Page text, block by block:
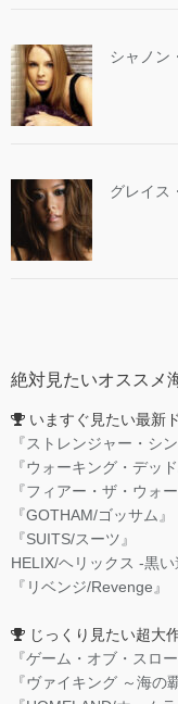
シャノン
グレイス
絶対見たいオススメ
いますぐ見たい最新
『ストレンジャー・シ
『ウォーキング・デッ
『フィアー・ザ・ウォ
『GOTHAM/ゴッサム』
『SUITS/スーツ』
HELIX/ヘリックス -黒
『リベンジ/Revenge』
じっくり見たい超大
『ゲーム・オブ・スロ
『ヴァイキング ～海の